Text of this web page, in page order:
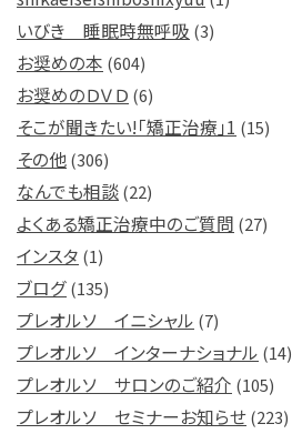
いびき 睡眠時無呼吸 (3)
お奨めの本 (604)
お奨めのＤＶＤ (6)
そこが聞きたい!「矯正治療」1 (15)
その他(306)
なんでも相談(22)
よくある矯正治療中のご質問 (27)
インスタ (1)
ブログ(135)
プレオルソ イニシャル (7)
プレオルソ インターナショナル (14)
プレオルソ サロンのご紹介 (105)
プレオルソ セミナーお知らせ(223)